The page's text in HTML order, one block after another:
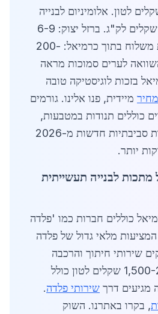
3,200 שקלים לטון. אלומיניום לבנייה
תעשייתית: 45-55 שקלים לק"ג. ברזל יצוק: 6-9
שקלים לק"ג. עלויות משלוח בתוך כרמיאל: 200-
השוואה לערים סמוכות מראה
5% בכרמיאל בזכות לוגיסטיקה טובה
מיידית, פנו אלינו. גורמים
כוללים תנודות במטבעות,
עלויות אנרגיה ותקנות סביבתיות חדשות מ-2026
יותר.
מתכות לבנייה תעשייתית
כוללים חברות כמו 'פלדה
המציעות מלאי גדול של פלדה
שירותי חיתוך והרכבה
במחירים של 1,500-2,500 שקלים לטון כולל
מגיעים דרך שירותי פלדה.
, בקרו באתרנו. השוק